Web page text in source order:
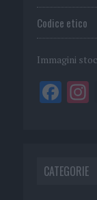
Codice etico
Immagini
CATEGORIE